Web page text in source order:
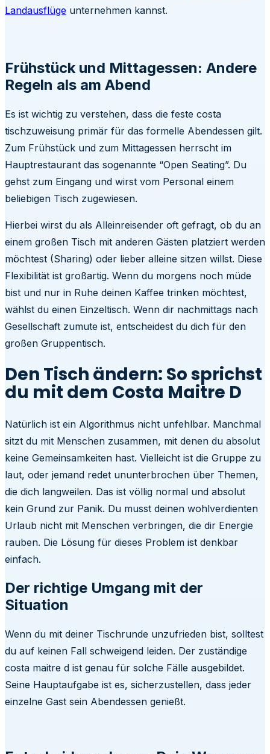
Landausflüge unternehmen kannst.
Frühstück und Mittagessen: Andere
Regeln als am Abend
Es ist wichtig zu verstehen, dass die feste costa
tischzuweisung primär für das formelle Abendessen gilt.
Zum Frühstück und zum Mittagessen herrscht im
Hauptrestaurant das sogenannte “Open Seating”. Du
gehst zum Eingang und wirst vom Personal einem
beliebigen Tisch zugewiesen.
Hierbei wirst du als Alleinreisender oft gefragt, ob du an
einem großen Tisch mit anderen Gästen platziert werden
möchtest (Sharing) oder lieber alleine sitzen willst. Diese
Flexibilität ist großartig. Wenn du morgens noch müde
bist und nur in Ruhe deinen Kaffee trinken möchtest,
wählst du einen Einzeltisch. Wenn dir nachmittags nach
Gesellschaft zumute ist, entscheidest du dich für den
großen Gruppentisch.
Den Tisch ändern: So sprichst
du mit dem Costa Maitre D
Natürlich ist ein Algorithmus nicht unfehlbar. Manchmal
sitzt du mit Menschen zusammen, mit denen du absolut
keine Gemeinsamkeiten hast. Vielleicht ist die Gruppe zu
laut, oder jemand redet ununterbrochen über Themen,
die dich langweilen. Das ist völlig normal und absolut
kein Grund zur Panik. Du musst deinen wohlverdienten
Urlaub nicht mit Menschen verbringen, die dir Energie
rauben. Die Lösung für dieses Problem ist denkbar
einfach.
Der richtige Umgang mit der
Situation
Wenn du mit deiner Tischrunde unzufrieden bist, solltest
du auf keinen Fall schweigend leiden. Der zuständige
costa maitre d ist genau für solche Fälle ausgebildet.
Seine Hauptaufgabe ist es, sicherzustellen, dass jeder
einzelne Gast sein Abendessen genießt.